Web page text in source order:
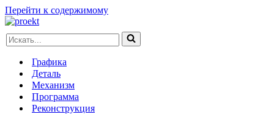
Перейти к содержимому
Искать...
Графика
Деталь
Механизм
Программа
Реконструкция